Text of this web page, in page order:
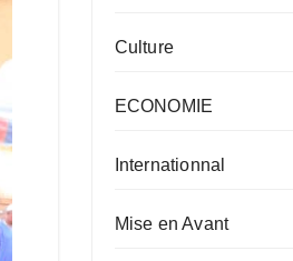
Culture
ECONOMIE
Internationnal
Mise en Avant